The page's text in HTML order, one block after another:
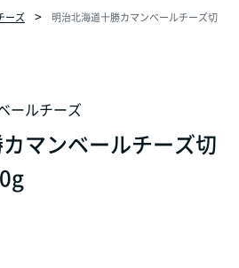
ーズ
明治北海道十勝カマンベールチーズ切
ールチーズ
マンベールチーズ切